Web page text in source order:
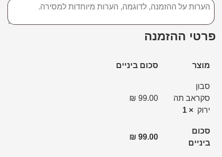
פרטי ההזמנה
מוצר סכום ביניים
סבון
סקראב תה
ירוק × 1
₪ 99.00
סכום
ביניים
₪ 99.00